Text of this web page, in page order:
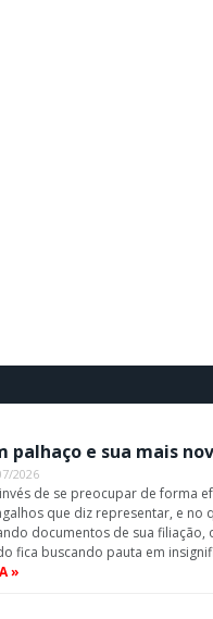
palhaço e sua mais
2026
de se preocupar de forma
que diz representar, e no
documentos de sua filiação,
fica buscando pauta em
»